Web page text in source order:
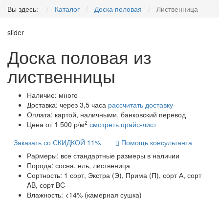
Вы здесь: Каталог Доска половая Лиственница
slider
Доска половая из
лиственницы
Наличие: много
Доставка: через 3,5 часа рассчитать доставку
Оплата: картой, наличными, банковский перевод
Цена от 1 500 р/м2 смотреть прайс-лист
Заказать со СКИДКОЙ 11%
Помощь консультанта
Раpмеры: все стандартные размеры в наличии
Порода: сосна, ель, лиственица
Сортность: 1 сорт, Экстра (Э), Прима (П), сорт А, сорт
AB, сорт BC
Влажность: <14% (камерная сушка)